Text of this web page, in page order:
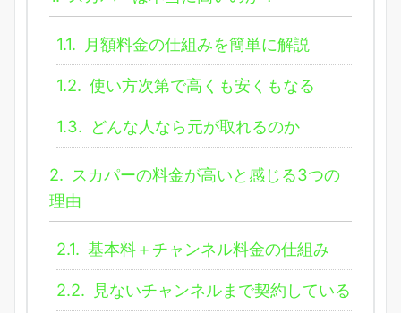
1.1. 月額料金の仕組みを簡単に解説
1.2. 使い方次第で高くも安くもなる
1.3. どんな人なら元が取れるのか
2. スカパーの料金が高いと感じる3つの
理由
2.1. 基本料＋チャンネル料金の仕組み
2.2. 見ないチャンネルまで契約している